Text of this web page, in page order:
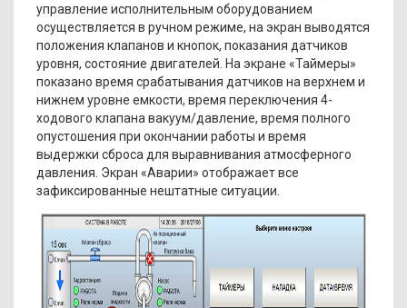
управление исполнительным оборудованием
осуществляется в ручном режиме, на экран выводятся
положения клапанов и кнопок, показания датчиков
уровня, состояние двигателей. На экране «Таймеры»
показано время срабатывания датчиков на верхнем и
нижнем уровне емкости, время переключения 4-
ходового клапана вакуум/давление, время полного
опустошения при окончании работы и время
выдержки сброса для выравнивания атмосферного
давления. Экран «Аварии» отображает все
зафиксированные нештатные ситуации.